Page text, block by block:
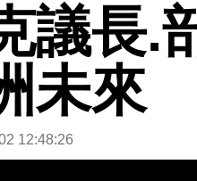
議長.
未來
12:48:26